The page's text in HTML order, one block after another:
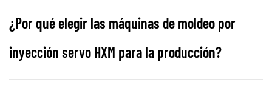
¿Por qué elegir las máquinas de moldeo por
inyección servo HXM para la producción?